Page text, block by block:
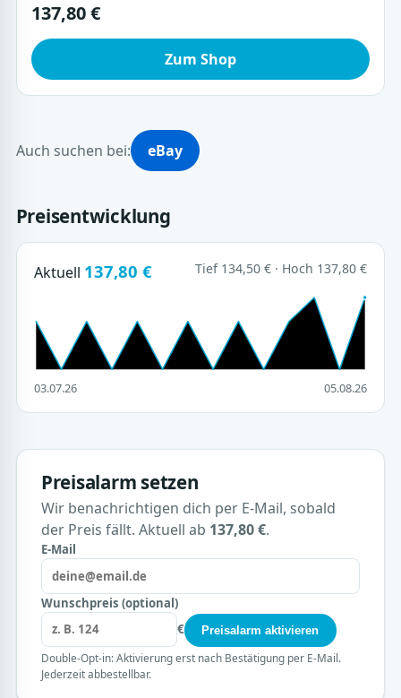
137,80 €
Zum Shop
Auch suchen bei: eBay
Preisentwicklung
Aktuell 137,80 € Tief 134,50 € · Hoch 137,80 €
03.07.26 05.08.26
Preisalarm setzen
Wir benachrichtigen dich per E-Mail, sobald
der Preis fällt. Aktuell ab 137,80 €.
E-Mail
Wunschpreis (optional)
€
Preisalarm aktivieren
Double-Opt-in: Aktivierung erst nach Bestätigung per E-Mail.
Jederzeit abbestellbar.